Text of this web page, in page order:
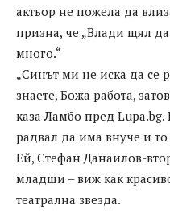
актьор не пожела да
призна, че „Влади щял
много.“
„Синът ми не иска да се
знаете, Божа работа,
каза Ламбо пред
радвал да има внуче и
Ей, Стефан Данаилов-
младши – виж как
театрална звезда.